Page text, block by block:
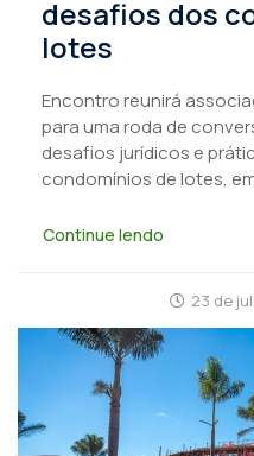
desafios dos
lotes
Encontro reunirá
para uma roda de
desafios jurídicos e
condomínios de lotes,
Continue lendo
23 de